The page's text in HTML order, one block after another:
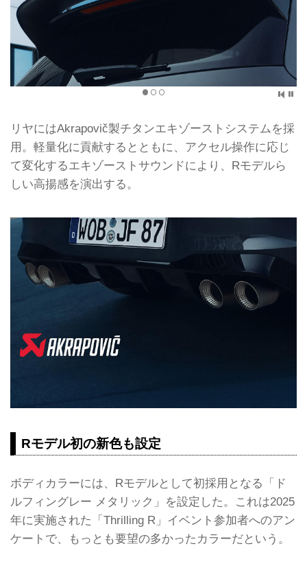
リヤにはAkrapovič製チタンエキゾーストシステムを採
用。軽量化に貢献するとともに、アクセル操作に応じ
て変化するエキゾーストサウンドにより、Rモデルら
しい高揚感を演出する。
Rモデル初の新色も設定
ボディカラーには、Rモデルとして初採用となる「ド
ルフィングレー メタリック」を設定した。これは2025
年に実施された「Thrilling R」イベント参加者へのアン
ケートで、もっとも要望の多かったカラーだという。